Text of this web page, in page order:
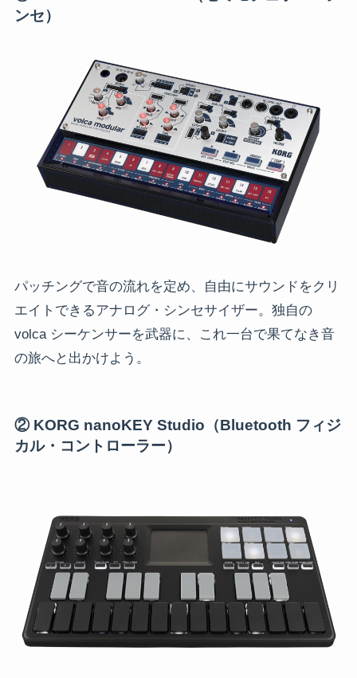
ンセ）
パッチングで音の流れを定め、自由にサウンドをクリ
エイトできるアナログ・シンセサイザー。独自の
volca シーケンサーを武器に、これ一台で果てなき音
の旅へと出かけよう。
② KORG nanoKEY Studio（Bluetooth フィジ
カル・コントローラー）